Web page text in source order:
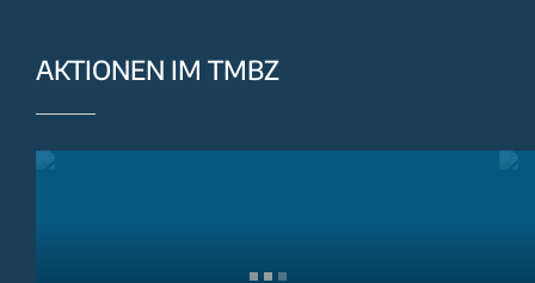
AKTIONEN IM TMBZ